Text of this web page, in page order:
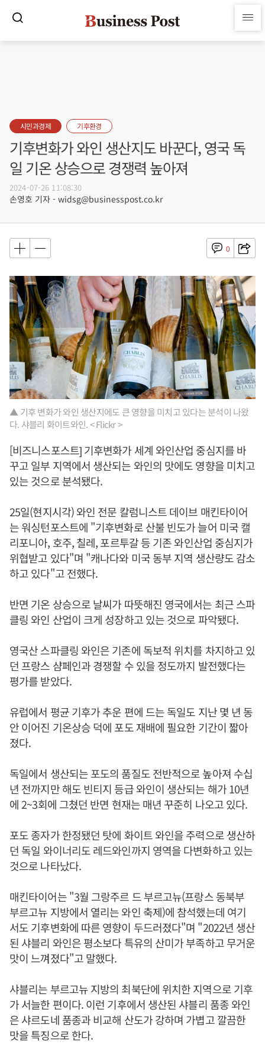
시민과경제 기후환경
기후변화가 와인 생산지도 바꾼다, 영국 독
일 기온 상승으로 경쟁력 높아져
2024-07-26 11:08:30
손영호 기자 - widsg@businesspost.co.kr
0
▲ 기후 변화가 와인 생산지에도 큰 영향을 미치고 있다는 분석이 나왔
다. 샤블리 화이트와인. < Flickr >
[비즈니스포스트] 기후변화가 세계 와인산업 중심지를 바
꾸고 일부 지역에서 생산되는 와인의 맛에도 영향을 미치고
있는 것으로 분석됐다.
25일(현지시각) 와인 전문 칼럼니스트 데이브 매킨타이어
는 워싱턴포스트에 "기후변화로 산불 빈도가 늘어 미국 캘
리포니아, 호주, 칠레, 포르투갈 등 기존 와인산업 중심지가
위협받고 있다"며 "캐나다와 미국 동부 지역 생산량도 감소
하고 있다"고 전했다.
반면 기온 상승으로 날씨가 따뜻해진 영국에서는 최근 스파
클링 와인 산업이 크게 성장하고 있는 것으로 파악됐다.
영국산 스파클링 와인은 기존에 독보적 위치를 차지하고 있
던 프랑스 샴페인과 경쟁할 수 있을 정도까지 발전했다는
평가를 받았다.
유럽에서 평균 기후가 추운 편에 드는 독일도 지난 몇 년 동
안 이어진 기온상승 덕에 포도 재배에 필요한 기간이 짧아
졌다.
독일에서 생산되는 포도의 품질도 전반적으로 높아져 수십
년 전까지만 해도 빈티지 등급 와인이 생산되는 해가 10년
에 2~3회에 그쳤던 반면 현재는 매년 꾸준히 나오고 있다.
포도 종자가 한정됐던 탓에 화이트 와인을 주력으로 생산하
던 독일 와이너리도 레드와인까지 영역을 다변화하고 있는
것으로 나타났다.
매킨타이어는 "3월 그랑주르 드 부르고뉴(프랑스 동북부
부르고뉴 지방에서 열리는 와인 축제)에 참석했는데 여기
서도 기후변화에 따른 영향이 두드러졌다"며 "2022년 생산
된 샤블리 와인은 평소보다 특유의 산미가 부족하고 무거운
맛이 느껴졌다"고 말했다.
샤블리는 부르고뉴 지방의 최북단에 위치한 지역으로 기후
가 서늘한 편이다. 이런 기후에서 생산된 샤블리 품종 와인
은 샤르도네 품종과 비교해 산도가 강하며 가볍고 깔끔한
맛을 특징으로 한다.